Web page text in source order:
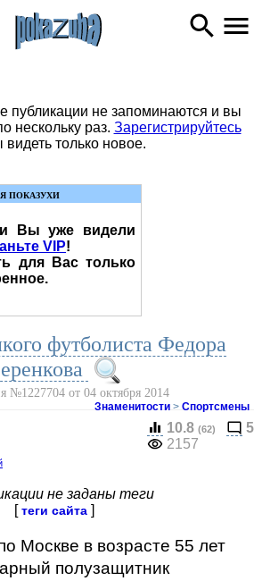
публикации не запоминаются и вы
нескольку раз. Зарегистрируйтесь
видеть только новое.
ПОКАЗУХИ
Вы уже видели
VIP!
для Вас только
футболиста Федора
№1227704 от 04 октября 2014
Знаменитости > Спортсмены
10.8 (62)
5
2157
не заданы теги
[теги сайта ]
Москве в возрасте 55 лет
полузащитник